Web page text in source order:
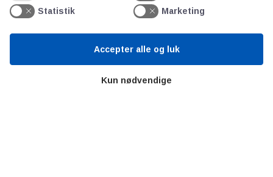
Statistik
Marketing
Kun nødvendige
Accepter alle og luk